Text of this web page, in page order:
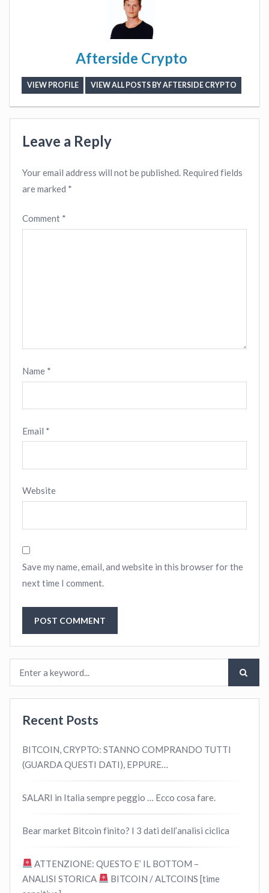
Afterside Crypto
VIEW PROFILE VIEW ALL POSTS BY AFTERSIDE CRYPTO
Leave a Reply
Your email address will not be published. Required fields
are marked *
Comment *
Name *
Email *
Website
Save my name, email, and website in this browser for the
next time I comment.
Recent Posts
BITCOIN, CRYPTO: STANNO COMPRANDO TUTTI
(GUARDA QUESTI DATI), EPPURE…
SALARI in Italia sempre peggio … Ecco cosa fare.
Bear market Bitcoin finito? I 3 dati dell’analisi ciclica
ATTENZIONE: QUESTO E’ IL BOTTOM –
ANALISI STORICA
BITCOIN / ALTCOINS [time